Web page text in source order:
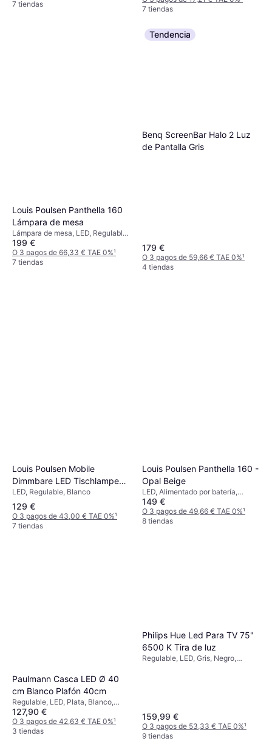
7 tiendas
7 tiendas
Louis Poulsen Panthella 160
Lámpara de mesa
Lámpara de mesa, LED, Regulable,
Plata, Cromo, Blanco, Verde,
Multicolor, Plástico, Aluminio,
Metal, Vidrio, Clase IP: IP20, IP44
199 €
O 3 pagos de 66,33 € TAE 0%¹
7 tiendas
Tendencia
Benq ScreenBar Halo 2 Luz
de Pantalla Gris
179 €
O 3 pagos de 59,66 € TAE 0%¹
4 tiendas
Louis Poulsen Mobile
Dimmbare LED Tischlampe
Panthella 160
LED, Regulable, Blanco
129 €
O 3 pagos de 43,00 € TAE 0%¹
7 tiendas
Louis Poulsen Panthella 160 -
Opal Beige
LED, Alimentado por batería,
Beige, Plástico, Clase IP: IP44
149 €
O 3 pagos de 49,66 € TAE 0%¹
8 tiendas
Paulmann Casca LED Ø 40
cm Blanco Plafón 40cm
Regulable, LED, Plata, Blanco,
Negro, Metal, Clase IP: IP20
127,90 €
O 3 pagos de 42,63 € TAE 0%¹
3 tiendas
Philips Hue Led Para TV 75"
6500 K Tira de luz
Regulable, LED, Gris, Negro,
159,99 €
O 3 pagos de 53,33 € TAE 0%¹
9 tiendas